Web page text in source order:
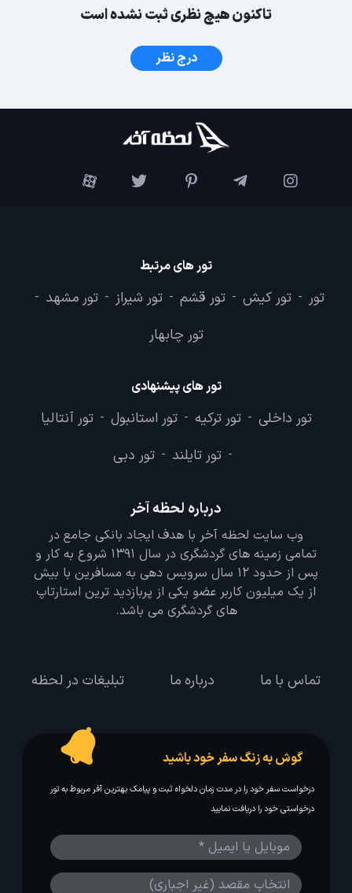
تاکنون هیچ نظری ثبت نشده است
درج نظر
تور های مرتبط
تور - تور کیش - تور قشم - تور شیراز - تور مشهد -
تور چابهار
تور های پیشنهادی
تور داخلی - تور ترکیه - تور استانبول - تور آنتالیا
- تور تایلند - تور دبی
درباره لحظه آخر
وب سایت لحظه آخر با هدف ایجاد بانکی جامع در
تمامی زمینه های گردشگری در سال 1391 شروع به کار و
پس از حدود 12 سال سرویس دهی به مسافرین با بیش
از یک میلیون کاربر عضو یکی از پربازدید ترین استارتاپ
های گردشگری می باشد.
تماس با ما درباره ما تبلیغات در لحظه
گوش به زنگ سفر خود باشید
درخواست سفر خود را در مدت زمان دلخواه ثبت و پیامک بهترین آفر مربوط به تور
درخواستی خود را دریافت نمایید